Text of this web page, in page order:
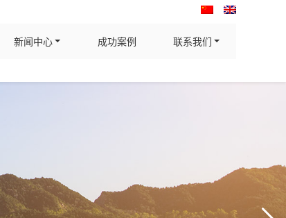
新闻中心 成功案例 联系我们